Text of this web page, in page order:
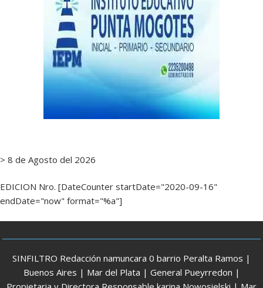
> 8 de Agosto del 2026
EDICION Nro. [DateCounter startDate="2020-09-16"
endDate="now" format="%a"]
SINFILTRO Redacción namuncara 0 barrio Peralta Ramos |
Buenos Aires | Mar del Plata | General Pueyrredon |